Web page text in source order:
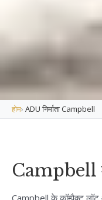
होम› ADU निर्माता Campbell
Campbell
Campbell के कॉम्पैक्ट